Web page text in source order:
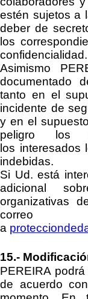
estén sujetos a
deber de
los
confidencialidad.
Asimismo
documentado
tanto en el
incidente de
y en el
peligro los
los interesados
indebidas.
Si Ud. está
adicional
organizativas
a
15.-
PEREIRA
de acuerdo